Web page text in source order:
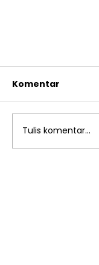
Komentar
Tulis komentar...